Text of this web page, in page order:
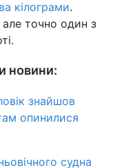
кілограми.
але точно один з
новини:
знайшов
опинилися
судна